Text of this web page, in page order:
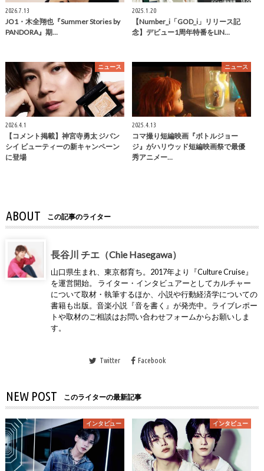
2026.7.13
JO1・木全翔也『Summer Stories by
PANDORA』期…
2025.1.20
【Number_i「GOD_i」リリース記
念】デビュー1周年特番をLIN…
ニュース
2026.4.1
【コメント掲載】神宮寺勇太 ジバン
シイ ビューティーの新キャンペーン
に登場
ニュース
2025.4.13
コマ撮り短編映画『ボトルジョー
ジ』がハリウッド短編映画祭で最優
秀アニメー…
ABOUT この記事のライター
長谷川 チエ（Chie Hasegawa）
山口県生まれ、東京都育ち。2017年より『Culture Cruise』
を運営開始。 ライター・インタビュアーとしてカルチャー
について取材・執筆するほか、小説や行動経済学についての
書籍も出版。音楽小説『音を書く』が発売中。ライブレポー
トや取材のご相談はお問い合わせフォームからお願いしま
す。
Twitter Facebook
NEW POST このライターの最新記事
インタビュー インタビュー